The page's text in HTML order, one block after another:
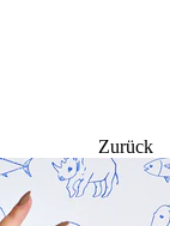
Zurück